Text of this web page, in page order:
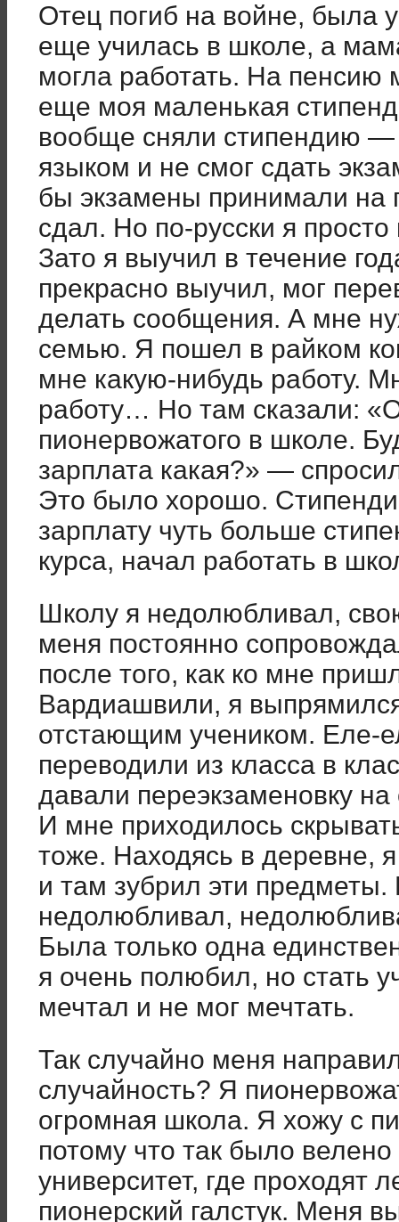
Отец погиб на войне, была
еще училась в школе, а
могла работать. На
еще моя маленькая
вообще сняли стипендию —
языком и не смог сдать
бы экзамены принимали на
сдал. Но по-русски я
Зато я выучил в течение
прекрасно выучил, мог
делать сообщения. А мне
семью. Я пошел в райком
мне какую-нибудь работу.
работу… Но там сказали:
пионервожатого в школе.
зарплата какая?» —
Это было хорошо.
зарплату чуть больше
курса, начал работать в
Школу я недолюбливал,
меня постоянно
после того, как ко мне
Вардиашвили, я
отстающим учеником. Еле-
переводили из класса в
давали переэкзаменовку
И мне приходилось
тоже. Находясь в деревне,
и там зубрил эти
недолюбливал,
Была только одна
я очень полюбил, но стать
мечтал и не мог мечтать.
Так случайно меня
случайность? Я
огромная школа. Я хожу с
потому что так было
университет, где проходят
пионерский галстук. Меня